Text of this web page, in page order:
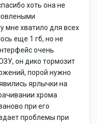
хоть она не
мне хватило для всех
еще 1 гб, но не
очень
он дико тормозит
порой нужно
ярлычки на
хрома
при его
проблемы при